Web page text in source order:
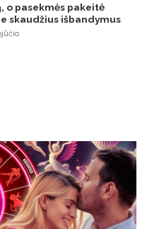
o pasekmės pakeitė
skaudžius išbandymus